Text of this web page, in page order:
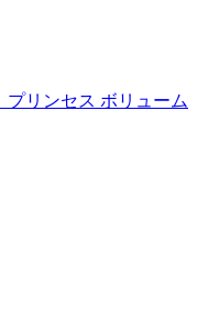
プリンセス ボリューム